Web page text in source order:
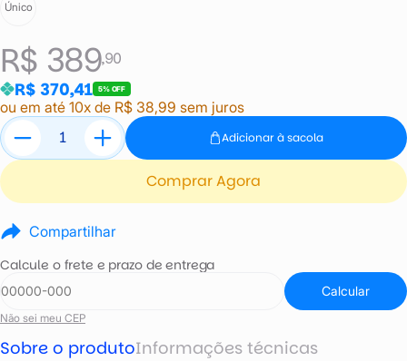
R$ 389,90
R$ 370,41 5% OFF
ou em até 10x de R$ 38,99 sem juros
Único
Adicionar à sacola
Comprar Agora
Compartilhar
Calcule o frete e prazo de entrega
Calcular
Não sei meu CEP
Sobre o produtoInformações técnicas